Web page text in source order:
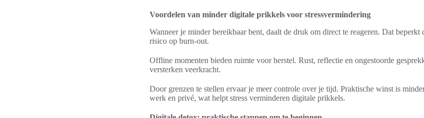
Voordelen van minder digitale prikkels voor stressvermindering
Wanneer je minder bereikbaar bent, daalt de druk om direct te reageren. Dat beperkt
risico op burn-out.
Offline momenten bieden ruimte voor herstel. Rust, reflectie en ongestoorde
versterken veerkracht.
Door grenzen te stellen ervaar je meer controle over je tijd. Praktische winst is
werk en privé, wat helpt stress verminderen digitale prikkels.